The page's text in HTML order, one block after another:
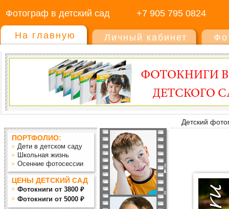
Фотограф в детский сад +7 905 795 0824
На главную Личный кабинет
Детский
ПОРТФОЛИО:
Дети в детском саду
Школьная жизнь
Осенние фотосессии
ЦЕНЫ ДЕТСКИЙ САД
Фотокниги от 3800 ₽
Фотокниги от 5000 ₽